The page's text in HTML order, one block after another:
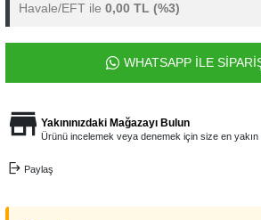
Havale/EFT ile 0,00 TL (%3)
WHATSAPP İLE
Yakınınızdaki Mağazayı Bulun
Ürünü incelemek veya denemek için size en yakın
Paylaş